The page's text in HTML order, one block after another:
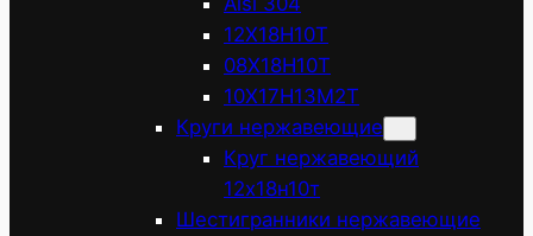
12Х18Н10Т
08Х18Н10Т
10Х17Н13М2Т
Круги нержавеющие
Круг нержавеющий
12х18н10т
Шестигранники нержавеющие